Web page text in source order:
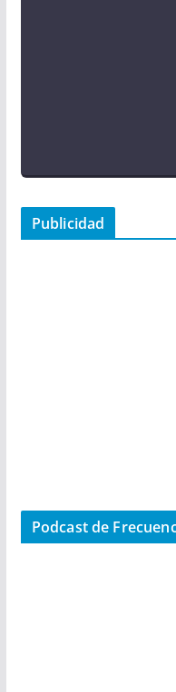
Publicidad
Podcast de